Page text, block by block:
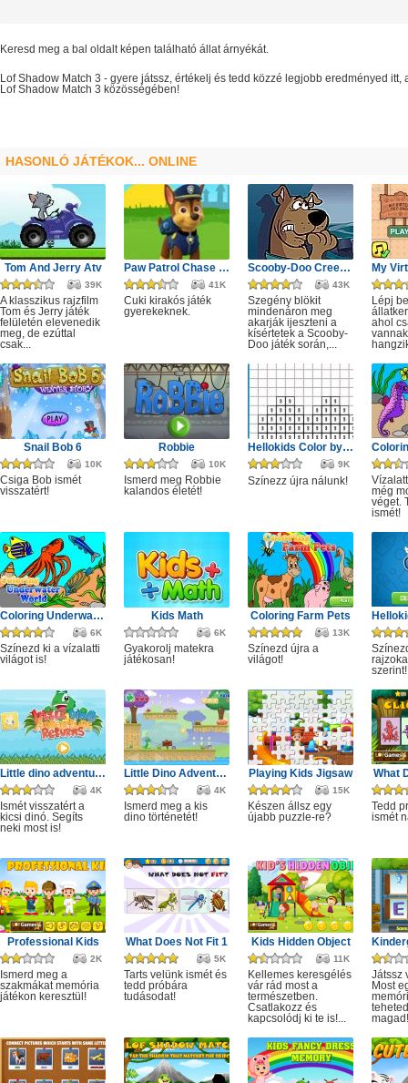
Keresd meg a bal oldalt képen található állat árnyékát.
Lof Shadow Match 3 - gyere játssz, értékelj és tedd közzé legjobb eredményed itt,
Lof Shadow Match 3 közösségében!
HASONLÓ JÁTÉKOK... ONLINE
Tom And Jerry Atv
39K
A klasszikus rajzfilm
Tom és Jerry játék
felületén elevenedik
meg, de ezúttal
csak...
Paw Patrol Chase Puzzle
41K
Cuki kirakós játék
gyerekeknek.
Scooby-Doo Creepy Castle
43K
Szegény blökit
mindenáron meg
akarják ijeszteni a
kísértetek a Scooby-
Doo játék során,...
Lépj
ahol
Snail Bob 6
10K
Csiga Bob ismét
visszatért!
Robbie
10K
Ismerd meg Robbie
kalandos életét!
Hellokids Color by Number
9K
Színezz újra nálunk!
még
véget.
ismét!
Coloring Underwater World
6K
Színezd ki a vízalatti
világot is!
Kids Math
6K
Gyakorolj matekra
játékosan!
Coloring Farm Pets
13K
Színezd újra a
világot!
szerint!
Little dino adventure returns
4K
Ismét visszatért a
kicsi dinó. Segíts
neki most is!
Little Dino Adventure
4K
Ismerd meg a kis
dino történetét!
Playing Kids Jigsaw
15K
Készen állsz egy
újabb puzzle-re?
What
Tedd
ismét
Professional Kids
2K
Ismerd meg a
szakmákat memória
játékon keresztül!
What Does Not Fit 1
5K
Tarts velünk ismét és
tedd próbára
tudásodat!
Kids Hidden Object
11K
Kellemes keresgélés
vár rád most a
természetben.
Csatlakozz és
kapcsolódj ki te is!...
Játssz
Most
magad!